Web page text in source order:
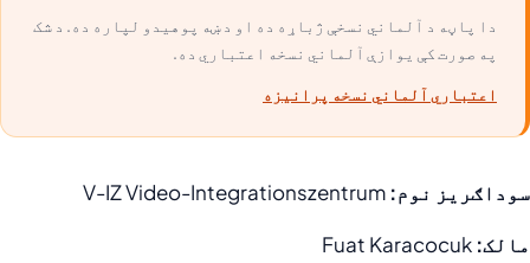
دا پاڼه د آلماني نسخې ژباړه ده او د ښه پوهیدو لپاره ده. د شک
په صورت کې یوازې آلماني نسخه اعتباري ده.
اعتباري آلماني نسخه پرانیزه
سوداګریز نوم:
مالک: